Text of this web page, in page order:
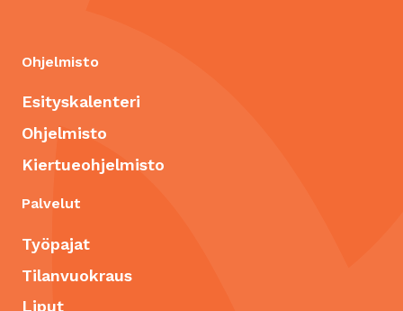
Ohjelmisto
Esityskalenteri
Ohjelmisto
Kiertueohjelmisto
Palvelut
Työpajat
Tilanvuokraus
Liput